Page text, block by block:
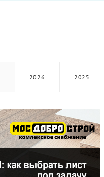
2026 2025